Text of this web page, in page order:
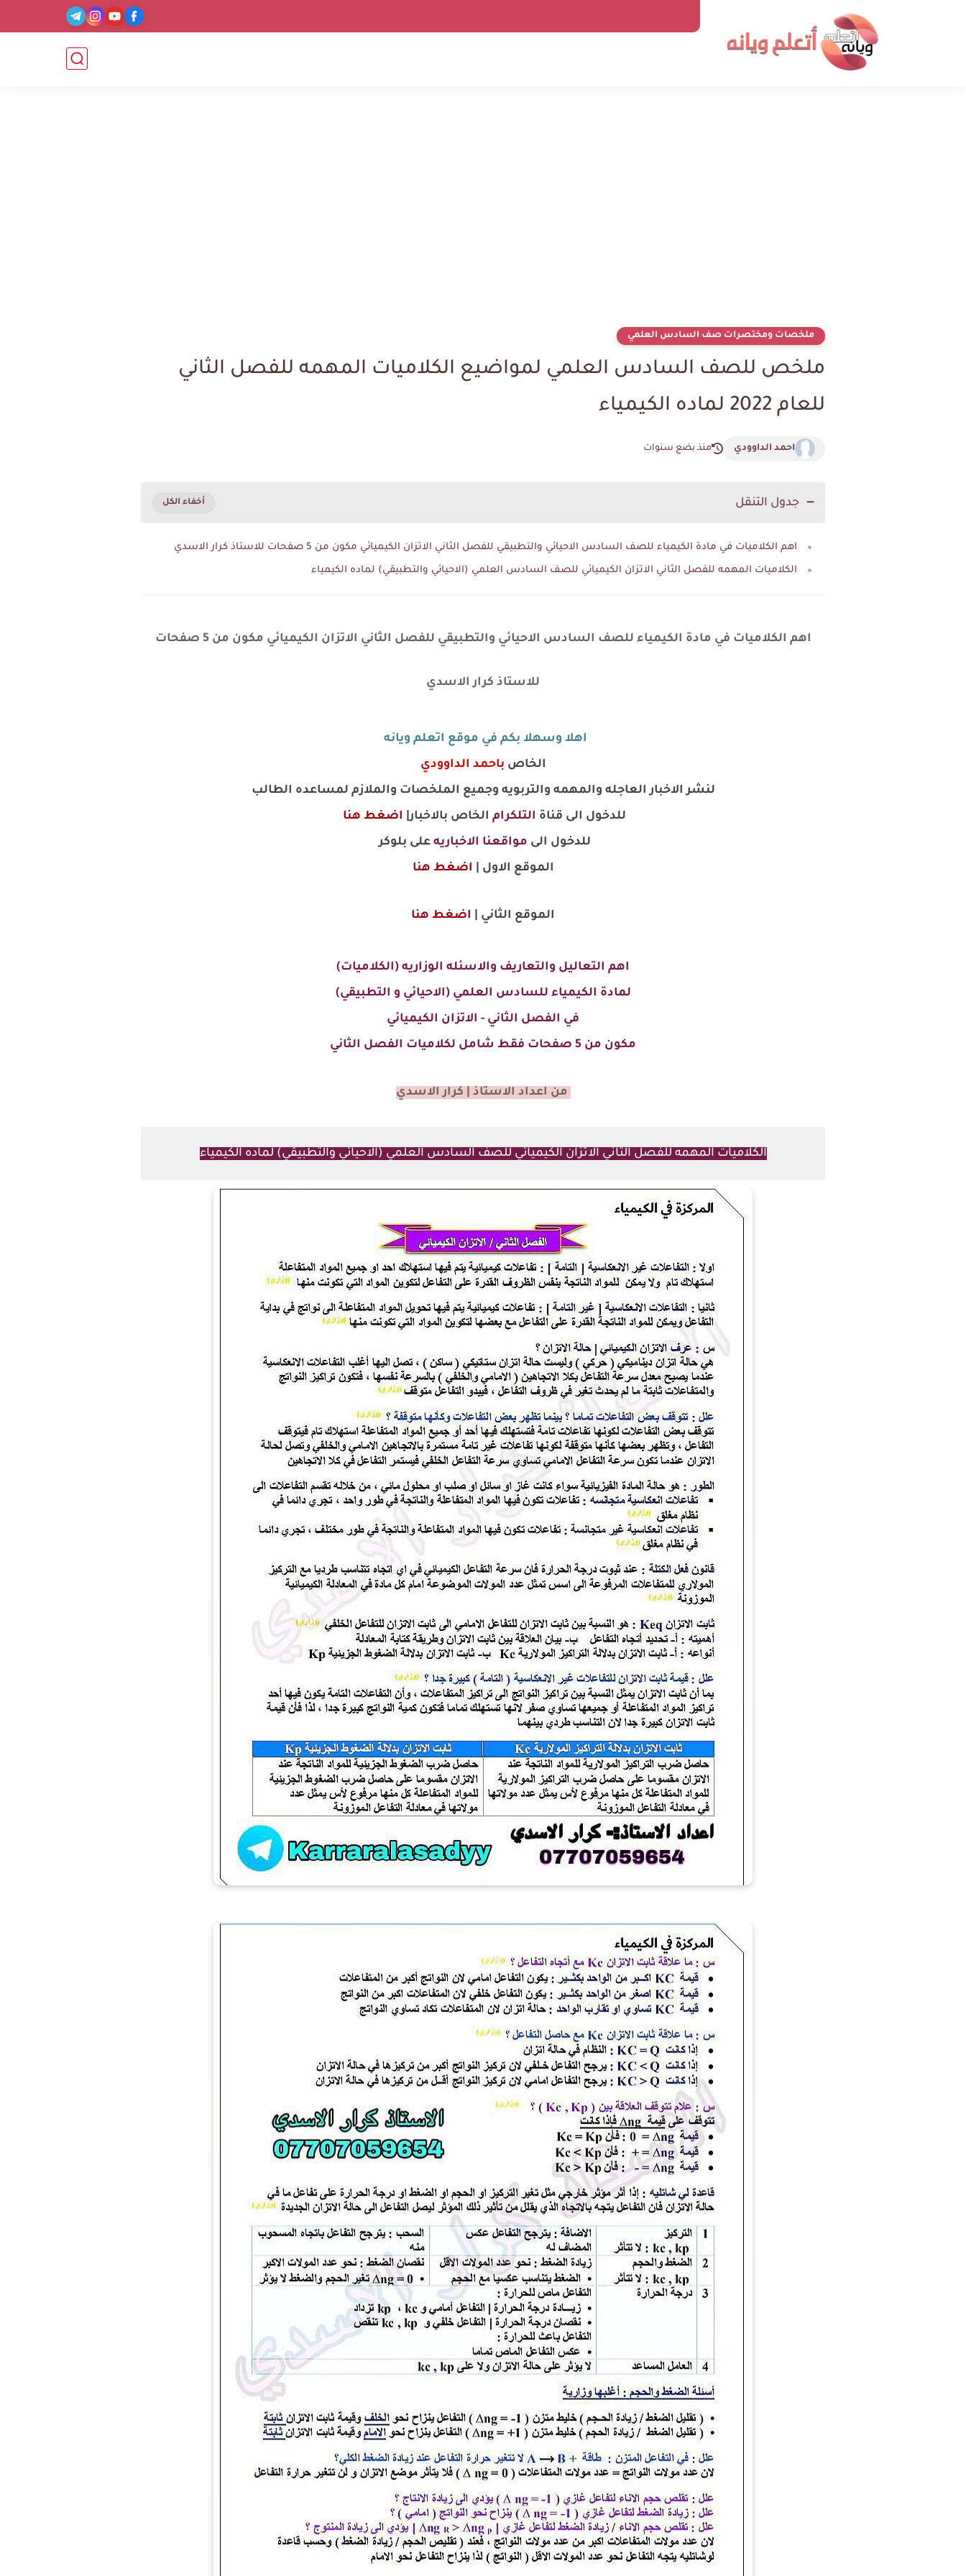
ملخصات ومختصرات صف السادس العلمي
ملخص للصف السادس العلمي لمواضيع الكلاميات المهمه للفصل الثاني
للعام 2022 لماده الكيمياء
احمد الداوودي منذ بضع سنوات
جدول التنقل
اهم الكلاميات في مادة الكيمياء للصف السادس الاحيائي والتطبيقي للفصل الثاني الاتزان الكيميائي مكون من 5 صفحات للاستاذ كرار الاسدي
الكلاميات المهمه للفصل الثاني الاتزان الكيميائي للصف السادس العلمي (الاحيائي والتطبيقي) لماده الكيمياء
اهم الكلاميات في مادة الكيمياء للصف السادس الاحيائي والتطبيقي للفصل الثاني الاتزان الكيميائي مكون من 5 صفحات
للاستاذ كرار الاسدي
اهلا وسهلا بكم في موقع اتعلم ويانه
الخاص باحمد الداوودي
لنشر الاخبار العاجله والمهمه والتربويه وجميع الملخصات والملازم لمساعده الطالب
للدخول الى قناة التلكرام الخاص بالاخبار| اضغط هنا
للدخول الى مواقعنا الاخباريه على بلوكر
الموقع الاول | اضغط هنا
الموقع الثاني | اضغط هنا
اهم التعاليل والتعاريف والاسئله الوزاريه (الكلاميات)
لمادة الكيمياء للسادس العلمي (الاحيائي و التطبيقي)
في الفصل الثاني - الاتزان الكيميائي
مكون من 5 صفحات فقط شامل لكلاميات الفصل الثاني
من اعداد الاستاذ | كرار الاسدي
الكلاميات المهمه للفصل الثاني الاتزان الكيميائي للصف السادس العلمي (الاحيائي والتطبيقي) لماده الكيمياء